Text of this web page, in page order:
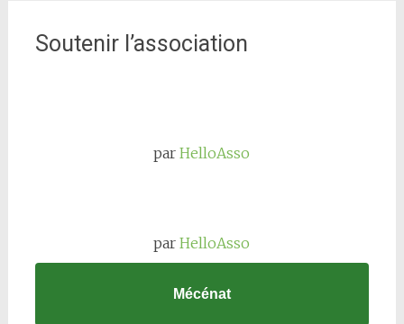
Soutenir l’association
parHelloAsso
parHelloAsso
Mécénat